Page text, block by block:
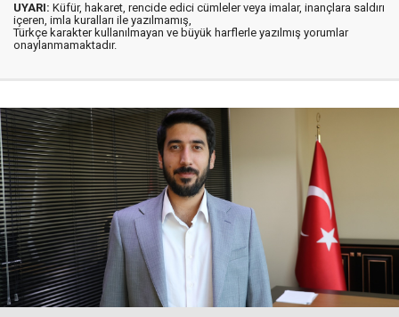
UYARI: Küfür, hakaret, rencide edici cümleler veya imalar, inançlara saldırı
içeren, imla kuralları ile yazılmamış,
Türkçe karakter kullanılmayan ve büyük harflerle yazılmış yorumlar
onaylanmamaktadır.